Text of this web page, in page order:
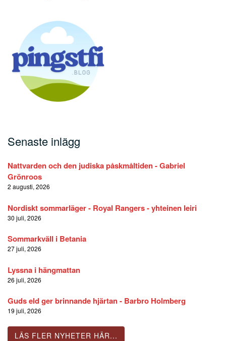
Senaste inlägg
Nattvarden och den judiska påskmåltiden - Gabriel
Grönroos
2 augusti, 2026
Nordiskt sommarläger - Royal Rangers - yhteinen leiri
30 juli, 2026
Sommarkväll i Betania
27 juli, 2026
Lyssna i hängmattan
26 juli, 2026
Guds eld ger brinnande hjärtan - Barbro Holmberg
19 juli, 2026
LÄS FLER NYHETER HÄR...